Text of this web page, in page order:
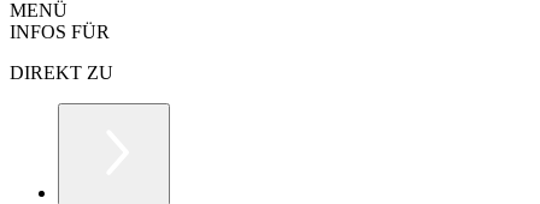
MENÜ
INFOS FÜR
DIREKT ZU